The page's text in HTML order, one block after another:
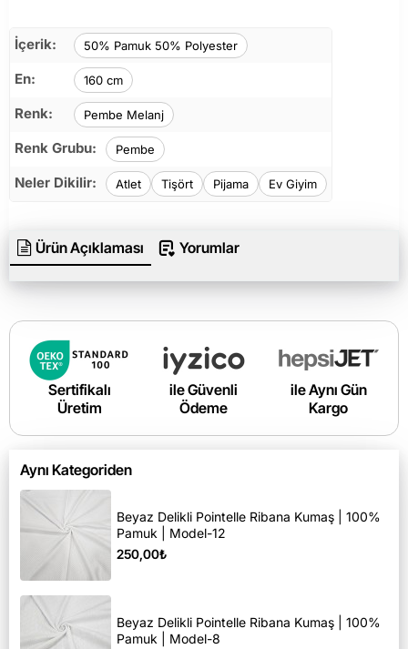
İçerik: 50% Pamuk 50% Polyester
En: 160 cm
Renk: Pembe Melanj
Renk Grubu: Pembe
Neler Dikilir: Atlet Tişört Pijama Ev Giyim
Ürün Açıklaması Yorumlar
Sertifikalı
Üretim
ile Güvenli
Ödeme
ile Aynı Gün
Kargo
Aynı Kategoriden
Beyaz Delikli Pointelle Ribana Kumaş | 100%
Pamuk | Model-12
250,00₺
Beyaz Delikli Pointelle Ribana Kumaş | 100%
Pamuk | Model-8